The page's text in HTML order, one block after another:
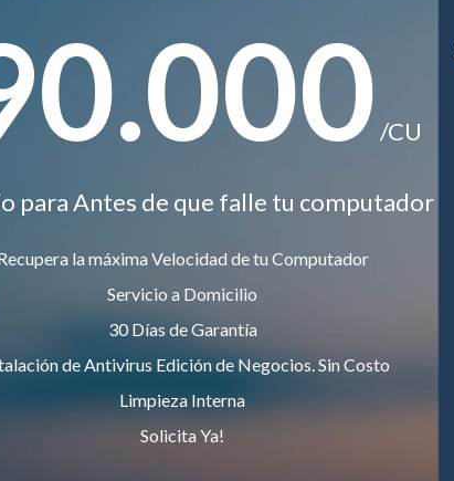
/CU
para Antes de que falle tu computador
la máxima Velocidad de tu Computador
Servicio a Domicilio
30 Días de Garantía
de Antivirus Edición de Negocios. Sin Costo
Limpieza Interna
Solicita Ya!